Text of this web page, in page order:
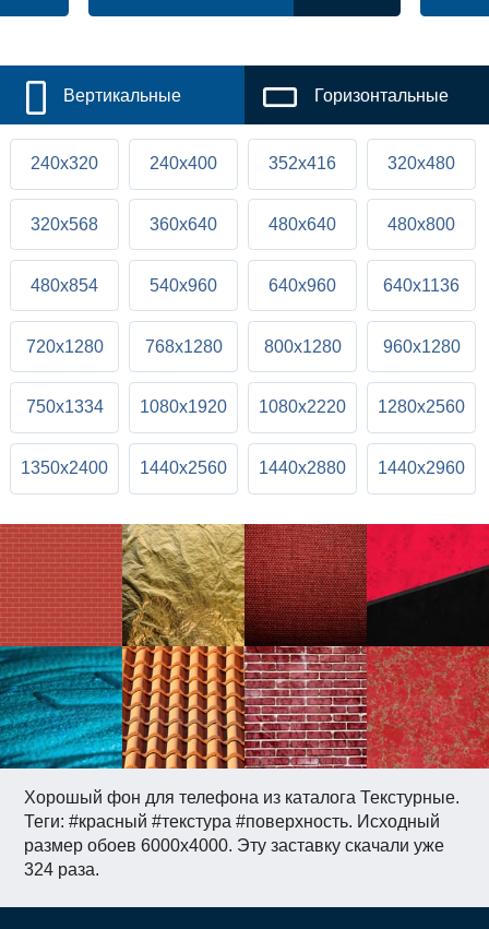
Хорошый фон для телефона из каталога Текстурные.
Теги: #красный #текстура #поверхность. Исходный
размер обоев 6000x4000. Эту заставку скачали уже
324 раза.
Вертикальные Горизонтальные
240x320 240x400 352x416 320x480
320x568 360x640 480x640 480x800
480x854 540x960 640x960 640x1136
720x1280 768x1280 800x1280 960x1280
750x1334 1080x1920 1080x2220 1280x2560
1350x2400 1440x2560 1440x2880 1440x2960